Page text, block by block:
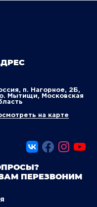
п. Нагорное, 2Б,
Мытищи, Московская
на карте
ПЕРЕЗВОНИМ